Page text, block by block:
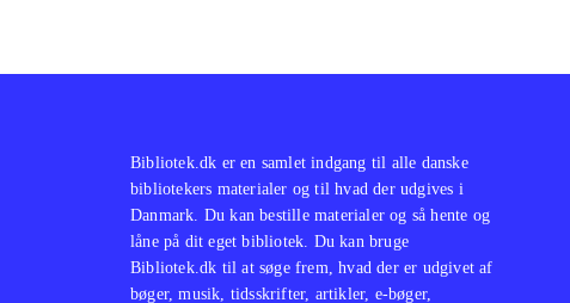
Bibliotek.dk er en samlet indgang til alle danske
bibliotekers materialer og til hvad der udgives i
Danmark. Du kan bestille materialer og så hente og
låne på dit eget bibliotek. Du kan bruge
Bibliotek.dk til at søge frem, hvad der er udgivet af
bøger, musik, tidsskrifter, artikler, e-bøger,